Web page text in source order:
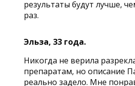
результаты будут лучше,
раз.
Эльза, 33 года.
Никогда не верила
препаратам, но описание
реально задело. Мне